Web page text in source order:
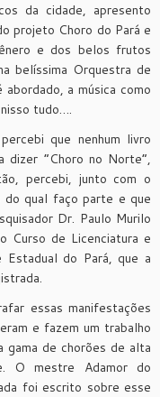
da cidade, apresento
projeto Choro do Pará e
e dos belos frutos
belíssima Orquestra de
a música como
tudo….
que nenhum livro
dizer “Choro no Norte”,
percebi, junto com o
do qual faço parte e que
Dr. Paulo Murilo
Curso de Licenciatura e
Estadual do Pará, que a
essas manifestações
e fazem um trabalho
gama de chorões de alta
O mestre Adamor do
foi escrito sobre esse